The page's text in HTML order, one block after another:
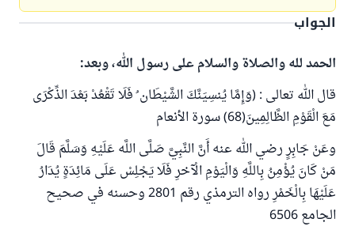
الجواب
الحمد لله والصلاة والسلام على رسول الله، وبعد:
قال الله تعالى : (وَإِمَّا يُنسِيَنَّكَ الشَّيْطَان ُ فَلَا تَقْعُدْ بَعْدَ الذِّكْرَى
مَعَ الْقَوْمِ الظَّالِمِينَ(68) سورة الأنعام
وعَنْ جَابِرٍ رضي الله عنه أَنَّ النَّبِيَّ صَلَّى اللَّه عَلَيْهِ وَسَلَّمَ قَالَ
مَنْ كَانَ يُؤْمِنُ بِاللَّهِ وَالْيَوْمِ الْآخرِ فَلَا يَجْلِسْ عَلَى مَائِدَةٍ يُدَارُ
عَلَيْهَا بِالْخَمْرِ رواه الترمذي رقم 2801 وحسنه في صحيح
الجامع 6506